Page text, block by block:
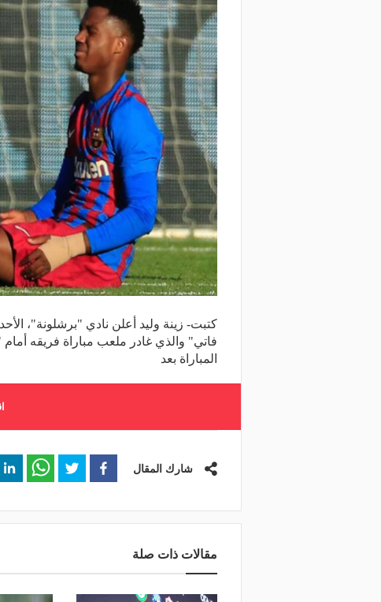
كتبت- زينة وليد أعلن نادي "برشلونة"،
فاتي" والذي غادر ملعب مباراة فريقه
المباراة بعد
شارك المقال
مقالات ذات صلة